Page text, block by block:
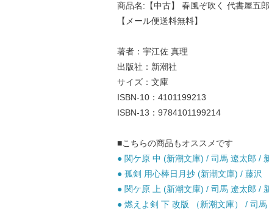
商品名:【中古】 春風ぞ吹く 代書屋五
【メール便送料無料】
著者：宇江佐 真理
出版社：新潮社
サイズ：文庫
ISBN-10：4101199213
ISBN-13：9784101199214
■こちらの商品もオススメです
● 関ケ原 中 (新潮文庫) / 司馬 遼太郎 /
● 孤剣 用心棒日月抄 (新潮文庫) / 藤
● 関ケ原 上 (新潮文庫) / 司馬 遼太郎 /
● 燃えよ剣 下 改版 （新潮文庫） / 司